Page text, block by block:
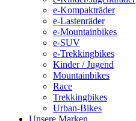
e-Kompakträder
e-Lastenräder
e-Mountainbikes
e-SUV
e-Trekkingbikes
Kinder / Jugend
Mountainbikes
Race
Trekkingbikes
Urban-Bikes
Unsere Marken